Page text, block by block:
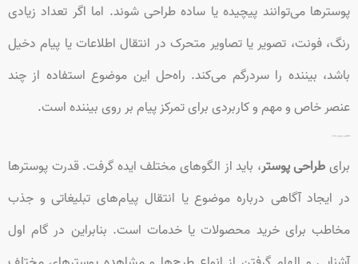
پوسترها می‌توانند پیچیده یا ساده طراحی شوند. اما اگر تعداد زیادی
رنگ، فونت، تصویر یا تصاویر متحرک در انتقال اطلاعات یا پیام دخیل
باشد، بیننده را سردرگم می‌کند. راه‌حل این موضوع استفاده از چند
عنصر خاص و مهم و کاربردی برای تمرکز پیام بر روی بیننده است.
الگوگیری از طرح‌های مختلف
برایطراحی پوستر، باید از الگوهای مختلف ایده گرفت. قدرت پوسترها
در ایجاد آگاهی درباره موضوع یا انتقال پیام‌های تبلیغاتی و جذب
مخاطب برای خرید محصولات یا خدمات است. بنابراین در گام اول